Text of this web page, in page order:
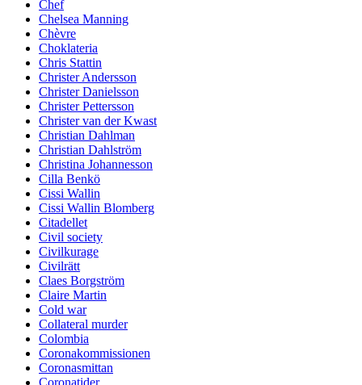
Chef
Chelsea Manning
Chèvre
Choklateria
Chris Stattin
Christer Andersson
Christer Danielsson
Christer Pettersson
Christer van der Kwast
Christian Dahlman
Christian Dahlström
Christina Johannesson
Cilla Benkö
Cissi Wallin
Cissi Wallin Blomberg
Citadellet
Civil society
Civilkurage
Civilrätt
Claes Borgström
Claire Martin
Cold war
Collateral murder
Colombia
Coronakommissionen
Coronasmittan
Coronatider